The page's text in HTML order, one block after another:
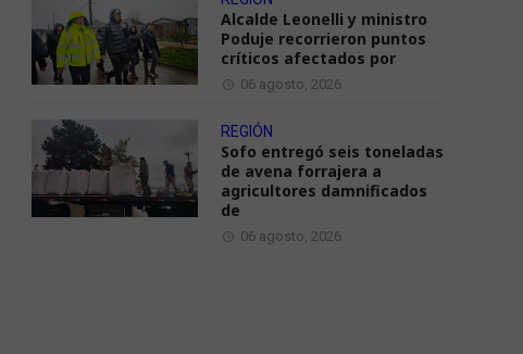
Alcalde Leonelli y ministro
Poduje recorrieron puntos
críticos afectados por
06 agosto, 2026
REGIÓN
Sofo entregó seis toneladas
de avena forrajera a
agricultores damnificados
de
06 agosto, 2026